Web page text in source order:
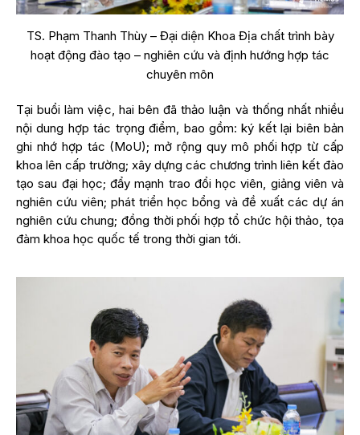
TS. Phạm Thanh Thùy – Đại diện Khoa Địa chất trình bày
hoạt động đào tạo – nghiên cứu và định hướng hợp tác
chuyên môn
Tại buổi làm việc, hai bên đã thảo luận và thống nhất nhiều
nội dung hợp tác trọng điểm, bao gồm: ký kết lại biên bản
ghi nhớ hợp tác (MoU); mở rộng quy mô phối hợp từ cấp
khoa lên cấp trường; xây dựng các chương trình liên kết đào
tạo sau đại học; đẩy mạnh trao đổi học viên, giảng viên và
nghiên cứu viên; phát triển học bổng và đề xuất các dự án
nghiên cứu chung; đồng thời phối hợp tổ chức hội thảo, tọa
đàm khoa học quốc tế trong thời gian tới.